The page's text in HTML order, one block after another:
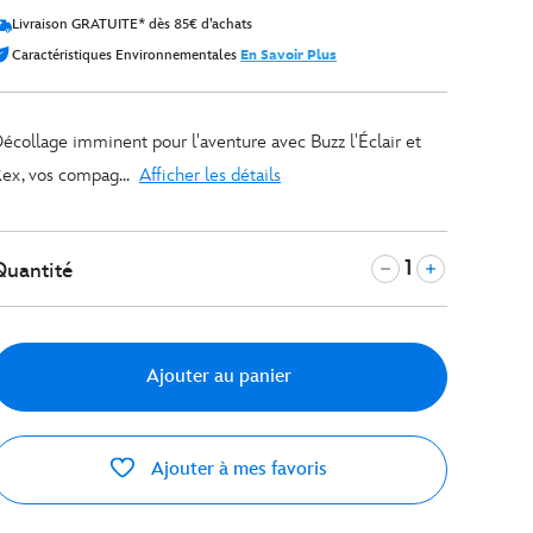
Livraison GRATUITE* dès 85€ d’achats
Caractéristiques Environnementales En Savoir Plus
imminent pour l'aventure avec Buzz l'Éclair et
vos compag... Afficher les détails
Ajouter au panier
Ajouter à mes favoris